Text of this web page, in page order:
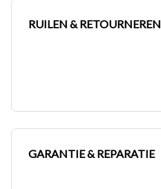
RUILEN & RETOURNEREN
GARANTIE & REPARATIE